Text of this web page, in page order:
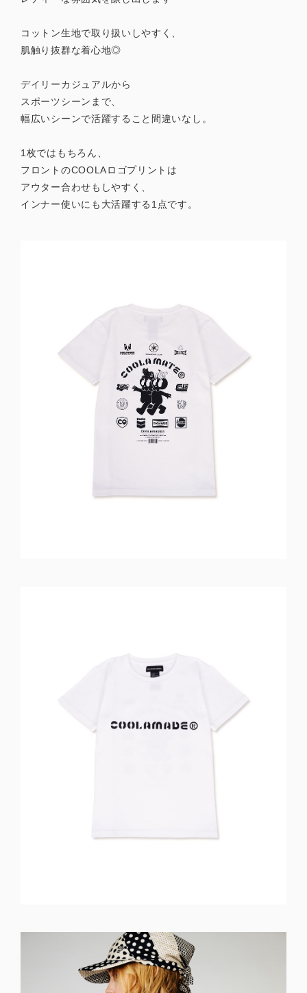
コットン生地で取り扱いしやすく、
肌触り抜群な着心地◎
デイリーカジュアルから
スポーツシーンまで、
幅広いシーンで活躍すること間違いなし。
1枚ではもちろん、
フロントのCOOLAロゴプリントは
アウター合わせもしやすく、
インナー使いにも大活躍する1点です。